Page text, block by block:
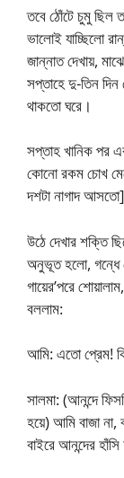
তবে ঠোঁটে চুমু ছিল
ভালোই যাচ্ছিলো
জান্নাত দেখায়,
সপ্তাহে দু-তিন
থাকতো ঘরে।
সপ্তাহ খানিক পর
কোনো রকম চোখ
দশটা নাগাদ
উঠে দেখার শক্তি
অনুভূত হলো, গন্ধে
গায়ের’পরে
বললাম:
আমি: এতো প্রেম!
সালমা: (আনন্দে
হয়ে) আমি বাজা না,
বাইরে আনন্দের